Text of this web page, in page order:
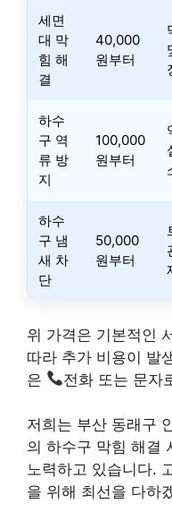
세면
대 막
힘 해
결
40,000
원부터
하수
구 역
류 방
지
100,000
원부터
하수
구 냄
새 차
단
50,000
원부터
위 가격은 기본적인
따라 추가 비용이 발
은
전화 또는 문자
저희는 부산 동래구
의 하수구 막힘 해결
노력하고 있습니다.
을 위해 최선을 다하